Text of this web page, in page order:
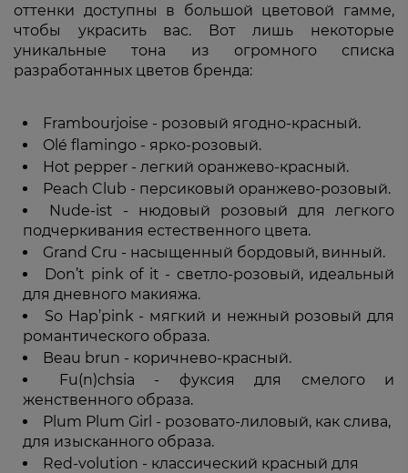
оттенки доступны в большой цветовой гамме,
чтобы украсить вас. Вот лишь некоторые
уникальные тона из огромного списка
разработанных цветов бренда:
Frambourjoise - розовый ягодно-красный.
Olé flamingo - ярко-розовый.
Hot pepper - легкий оранжево-красный.
Peach Club - персиковый оранжево-розовый.
Nude-ist - нюдовый розовый для легкого
подчеркивания естественного цвета.
Grand Cru - насыщенный бордовый, винный.
Don’t pink of it - светло-розовый, идеальный
для дневного макияжа.
So Hap’pink - мягкий и нежный розовый для
романтического образа.
Beau brun - коричнево-красный.
Fu(n)chsia - фуксия для смелого и
женственного образа.
Plum Plum Girl - розовато-лиловый, как слива,
для изысканного образа.
Red-volution - классический красный для